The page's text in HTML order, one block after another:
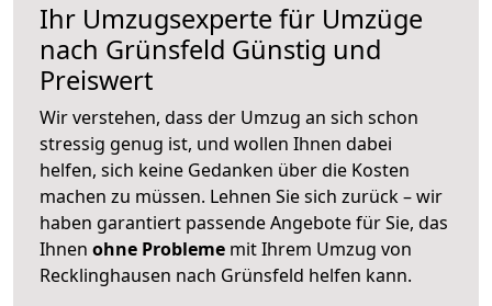
Ihr Umzugsexperte für Umzüge
nach Grünsfeld Günstig und
Preiswert
Wir verstehen, dass der Umzug an sich schon
stressig genug ist, und wollen Ihnen dabei
helfen, sich keine Gedanken über die Kosten
machen zu müssen. Lehnen Sie sich zurück – wir
haben garantiert passende Angebote für Sie, das
Ihnen ohne Probleme mit Ihrem Umzug von
Recklinghausen nach Grünsfeld helfen kann.